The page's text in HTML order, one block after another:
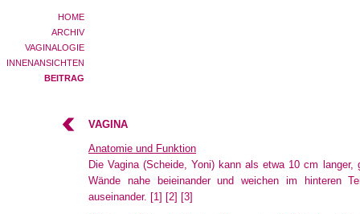
HOME
ARCHIV
VAGINALOGIE
INNENANSICHTEN
BEITRAG
VAGINA
Anatomie und Funktion
Die Vagina (Scheide, Yoni) kann als etwa 10 cm
Wände nahe beieinander und weichen im hinteren
auseinander. [1] [2] [3]